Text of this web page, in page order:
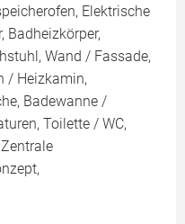
Elektrische
Badheizkörper,
Wand / Fassade,
/ Heizkamin,
Badewanne /
Toilette / WC,